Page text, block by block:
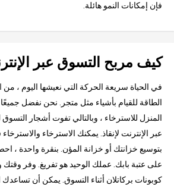
فإن إمكانات النمو هائلة.
كيف مربح التسوق عبر
في الحياة سريعة الحركة التي نعيشها اليوم ،
الطاقة للقيام بأشياء مثل متجر. نحن نفضل
المنزل للاسترخاء ، وبالتالي تفوت أشجار التسوق
عبر الإنترنت لإنقاذ. يمكنك الاسترخاء
بتوسيع خزانتك أو خزانة المؤن. بنقرة واحدة ،
على عتبة بابك. عملك الوحيد هو تفريغ. وفر وقتك
كوبونات بركاتلان أثناء التسوق. يمكن أن